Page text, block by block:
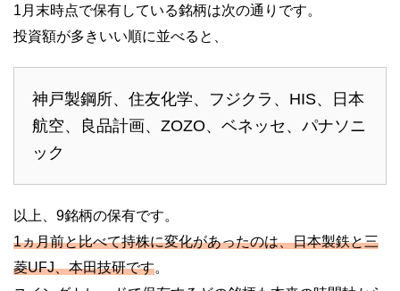
1月末時点で保有している銘柄は次の通りです。
投資額が多きいい順に並べると、
神戸製鋼所、住友化学、フジクラ、HIS、日本
航空、良品計画、ZOZO、ベネッセ、パナソニ
ック
以上、9銘柄の保有です。
1ヵ月前と比べて持株に変化があったのは、日本製鉄と三
菱UFJ、本田技研です。